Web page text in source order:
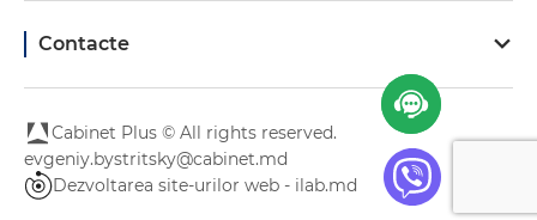
Contacte
Cabinet Plus © All rights reserved.
evgeniy.bystritsky@cabinet.md
Dezvoltarea site-urilor web - ilab.md